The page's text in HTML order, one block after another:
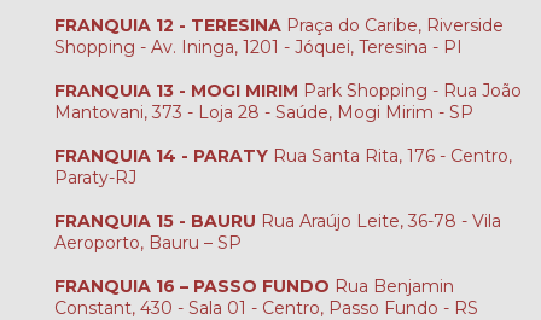
FRANQUIA 12 - TERESINA Praça do Caribe, Riverside
Shopping - Av. Ininga, 1201 - Jóquei, Teresina - PI
FRANQUIA 13 - MOGI MIRIM Park Shopping - Rua João
Mantovani, 373 - Loja 28 - Saúde, Mogi Mirim - SP
FRANQUIA 14 - PARATY Rua Santa Rita, 176 - Centro,
Paraty-RJ
FRANQUIA 15 - BAURU Rua Araújo Leite, 36-78 - Vila
Aeroporto, Bauru – SP
FRANQUIA 16 – PASSO FUNDO Rua Benjamin
Constant, 430 - Sala 01 - Centro, Passo Fundo - RS